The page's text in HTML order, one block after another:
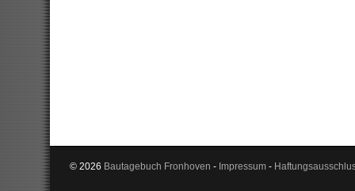
© 2026 Bautagebuch Fronhoven - Impressum-